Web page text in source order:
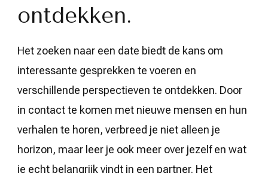
ontdekken.
Het zoeken naar een date biedt de kans om
interessante gesprekken te voeren en
verschillende perspectieven te ontdekken. Door
in contact te komen met nieuwe mensen en hun
verhalen te horen, verbreed je niet alleen je
horizon, maar leer je ook meer over jezelf en wat
je echt belangrijk vindt in een partner. Het